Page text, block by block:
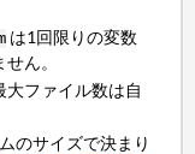
は1回限りの変数
ん。
ファイル数は自
のサイズで決まり